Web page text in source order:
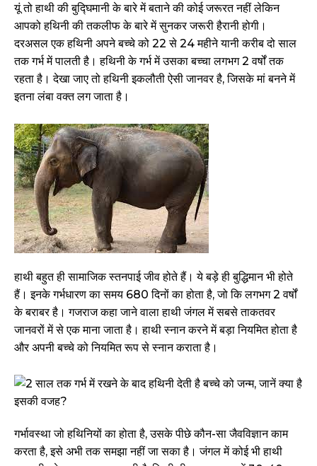
यूं तो हाथी की बुद्घिमानी के बारे में बताने की कोई जरूरत नहीं लेकिन
आपको हथिनी की तकलीफ के बारे में सुनकर जरूरी हैरानी होगी।
दरअसल एक हथिनी अपने बच्चे को 22 से 24 महीने यानी करीब दो साल
तक गर्भ में पालती है। हथिनी के गर्भ में उसका बच्चा लगभग 2 वर्षों तक
रहता है। देखा जाए तो हथिनी इकलौती ऐसी जानवर है, जिसके मां बनने में
इतना लंबा वक्त लग जाता है।
हाथी बहुत ही सामाजिक स्तनपाई जीव होते हैं। ये बड़े ही बुद्धिमान भी होते
हैं। इनके गर्भधारण का समय 680 दिनों का होता है, जो कि लगभग 2 वर्षों
के बराबर है। गजराज कहा जाने वाला हाथी जंगल में सबसे ताकतवर
जानवरों में से एक माना जाता है। हाथी स्नान करने में बड़ा नियमित होता है
और अपनी बच्चे को नियमित रूप से स्नान कराता है।
गर्भावस्था जो हथिनियों का होता है, उसके पीछे कौन-सा जैवविज्ञान काम
करता है, इसे अभी तक समझा नहीं जा सका है। जंगल में कोई भी हाथी